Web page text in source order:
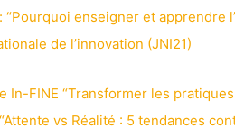
“Pourquoi enseigner et apprendre
de l’innovation (JNI21)
In-FINE “Transformer les
vs Réalité : 5 tendances